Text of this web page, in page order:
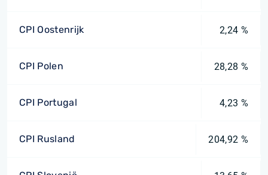
CPI Oostenrijk 2,24 %
CPI Polen 28,28 %
CPI Portugal 4,23 %
CPI Rusland 204,92 %